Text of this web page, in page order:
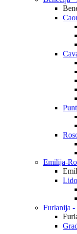
Emilija-
Furlanija -